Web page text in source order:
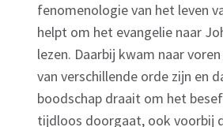
fenomenologie van het leven
helpt om het evangelie naar
lezen. Daarbij kwam naar voren
van verschillende orde zijn en
boodschap draait om het
tijdloos doorgaat, ook voorbij